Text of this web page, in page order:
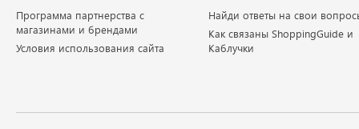
Программа партнерства с
магазинами и брендами
Условия использования сайта
Найди ответы на свои
Как связаны ShoppingGuide и
Каблучки